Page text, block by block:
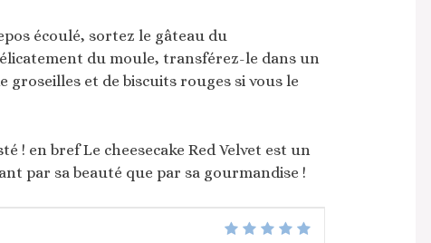
écoulé, sortez le gâteau du
du moule, transférez-le dans un
groseilles et de biscuits rouges si vous le
! en bref Le cheesecake Red Velvet est un
par sa beauté que par sa gourmandise !